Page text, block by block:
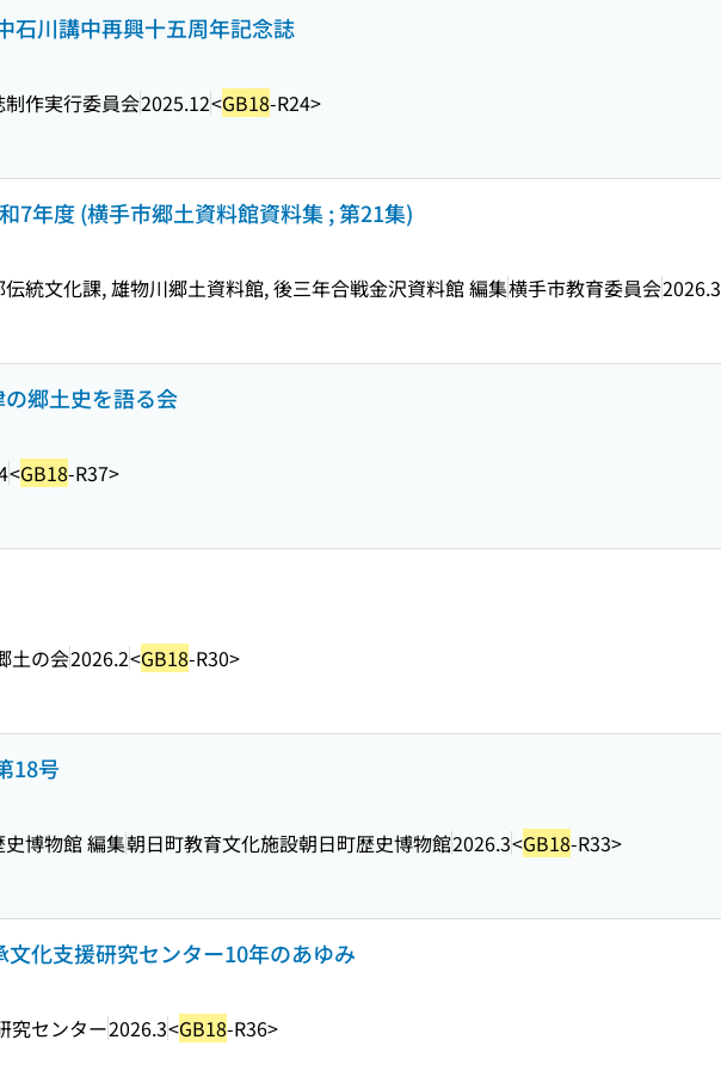
石川講中再興十五周年記念誌
作実行委員会2025.12<GB18-R24>
7年度 (横手市郷土資料館資料集 ; 第21集)
統文化課, 雄物川郷土資料館, 後三年合戦金沢資料館 編集横手市教育委員会2026.3
郷土史を語る会
<GB18-R37>
土の会2026.2<GB18-R30>
18号
博物館 編集朝日町教育文化施設朝日町歴史博物館2026.3<GB18-R33>
化支援研究センター10年のあゆみ
究センター2026.3<GB18-R36>